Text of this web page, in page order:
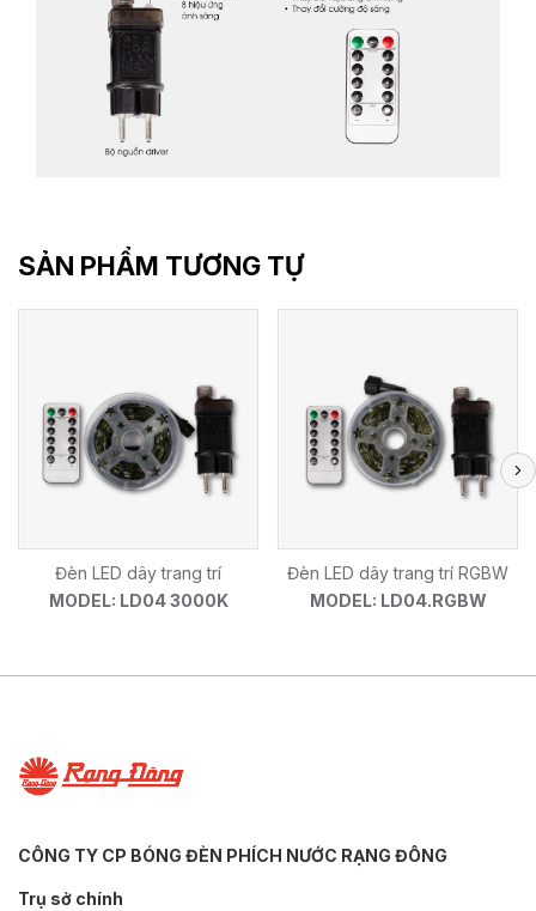
SẢN PHẨM TƯƠNG TỰ
Đèn LED dây trang trí
MODEL: LD04 3000K
Đèn LED dây trang trí RGBW
MODEL: LD04.RGBW
CÔNG TY CP BÓNG ĐÈN PHÍCH NƯỚC RẠNG ĐÔNG
Trụ sở chính